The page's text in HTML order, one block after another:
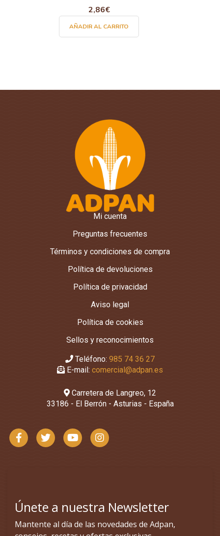
2,86€
AÑADIR AL CARRITO
Mi cuenta
Preguntas frecuentes
Términos y condiciones de compra
Política de devoluciones
Política de privacidad
Aviso legal
Política de cookies
Sellos y reconocimientos
Teléfono: 985 74 36 27
E-mail: comercial@adpan.es
Carretera de Langreo, 12
33186 - El Berrón - Asturias - España